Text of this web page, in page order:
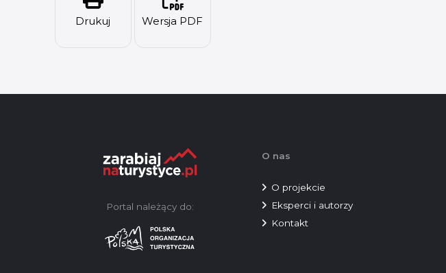
Drukuj Wersja PDF
Portal należący do:
O nas
O projekcie
Eksperci i autorzy
Kontakt